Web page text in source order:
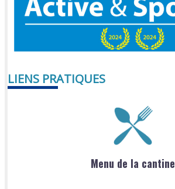
LIENS PRATIQUES
Menu de la cantine